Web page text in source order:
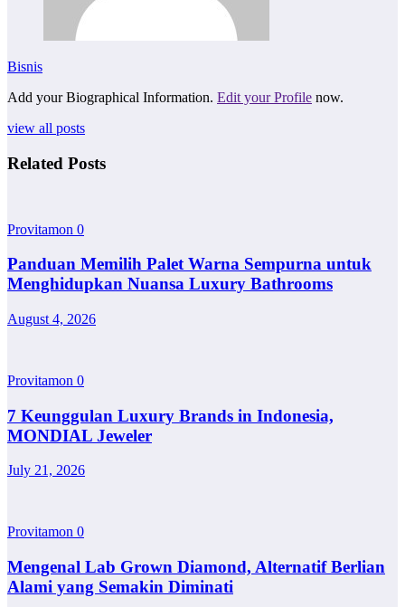
Bisnis
Add your Biographical Information. Edit your Profile now.
view all posts
Related Posts
Provitamon 0
Panduan Memilih Palet Warna Sempurna untuk
Menghidupkan Nuansa Luxury Bathrooms
August 4, 2026
Provitamon 0
7 Keunggulan Luxury Brands in Indonesia,
MONDIAL Jeweler
July 21, 2026
Provitamon 0
Mengenal Lab Grown Diamond, Alternatif Berlian
Alami yang Semakin Diminati